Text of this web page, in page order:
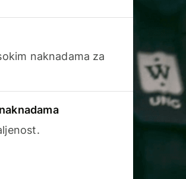
naknadama za